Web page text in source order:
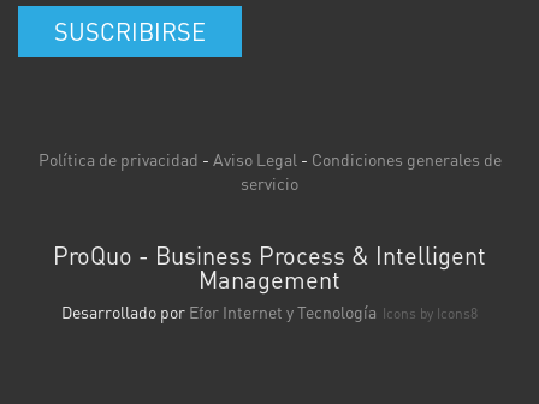
SUSCRIBIRSE
Política de privacidad - Aviso Legal - Condiciones generales de
servicio
ProQuo - Business Process & Intelligent
Management
Desarrollado por Efor Internet y Tecnología Icons by Icons8